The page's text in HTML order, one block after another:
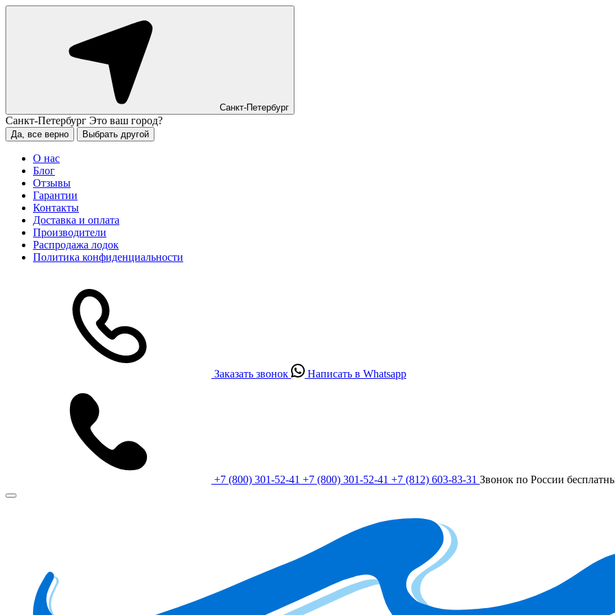
Санкт-Петербург
Санкт-Петербург Это ваш город?
Да, все верно Выбрать другой
О нас
Блог
Отзывы
Гарантии
Контакты
Доставка и оплата
Производители
Распродажа лодок
Политика конфиденциальности
Заказать звонок Написать в Whatsapp
+7 (800) 301-52-41 +7 (800) 301-52-41 +7 (812) 603-83-31 Звонок по России